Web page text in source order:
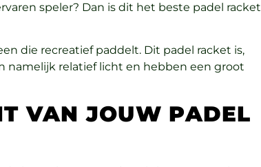
speler? Dan is dit het beste padel racket
die recreatief paddelt. Dit padel racket is,
namelijk relatief licht en hebben een groot
VAN JOUW PADEL